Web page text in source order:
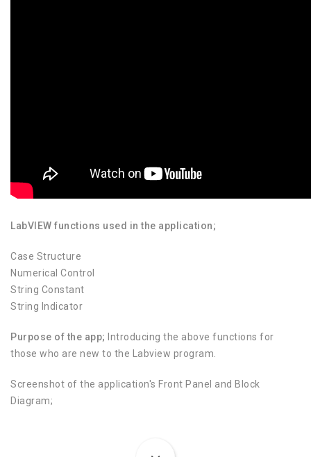
LabVIEW functions used in the application;
Case Structure
Numerical Control
String Constant
String Indicator
Purpose of the app; Introducing the above functions for
those who are new to the Labview program.
Screenshot of the application's Front Panel and Block
Diagram;